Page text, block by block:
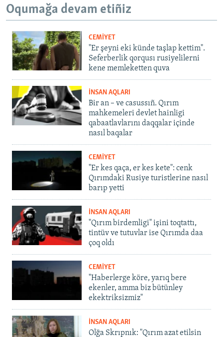
Oqumağa devam etiñiz
CEMİYET
"Er şeyni eki künde taşlap kettim".
Seferberlik qorqusı rusiyelilerni
kene memleketten quva
İNSAN AQLARI
Bir an – ve casussıñ. Qırım
mahkemeleri devlet hainligi
qabaatlavlarını daqqalar içinde
nasıl baqalar
CEMİYET
"Er kes qaça, er kes kete": cenk
Qırımdaki Rusiye turistlerine nasıl
barıp yetti
İNSAN AQLARI
"Qırım birdemligi" işini toqtattı,
tintüv ve tutuvlar ise Qırımda daa
çoq oldı
CEMİYET
"Haberlerge köre, yarıq bere
ekenler, amma biz bütünley
ekektriksizmiz"
İNSAN AQLARI
Olğa Skrıpnık: "Qırım azat etilsin